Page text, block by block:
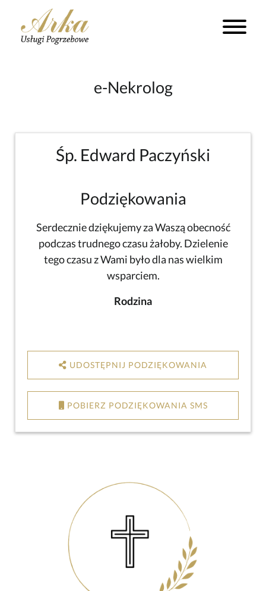
e-Nekrolog
Śp. Edward Paczyński
Podziękowania
Serdecznie dziękujemy za Waszą obecność
podczas trudnego czasu żałoby. Dzielenie
tego czasu z Wami było dla nas wielkim
wsparciem.
Rodzina
UDOSTĘPNIJ PODZIĘKOWANIA
POBIERZ PODZIĘKOWANIA SMS